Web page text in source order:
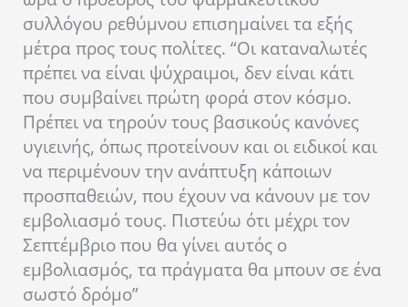
συλλόγου ρεθύμνου επισημαίνει τα εξής
μέτρα προς τους πολίτες. “Οι καταναλωτές
πρέπει να είναι ψύχραιμοι, δεν είναι κάτι
που συμβαίνει πρώτη φορά στον κόσμο.
Πρέπει να τηρούν τους βασικούς κανόνες
υγιεινής, όπως προτείνουν και οι ειδικοί και
να περιμένουν την ανάπτυξη κάποιων
προσπαθειών, που έχουν να κάνουν με τον
εμβολιασμό τους. Πιστεύω ότι μέχρι τον
Σεπτέμβριο που θα γίνει αυτός ο
εμβολιασμός, τα πράγματα θα μπουν σε ένα
σωστό δρόμο”